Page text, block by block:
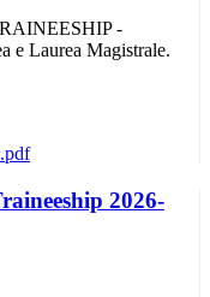
-
e Laurea Magistrale.
2026-